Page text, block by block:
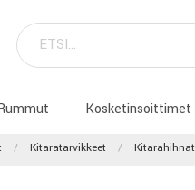
Kosketinsoittimet
Kitaratarvikkeet Kitarahihnat